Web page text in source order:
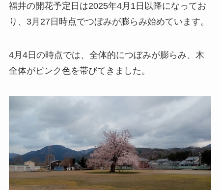
福井の開花予定日は2025年4月1日以降になってお
り、3月27日時点でつぼみが膨らみ始めています。
4月4日の時点では、全体的につぼみが膨らみ、木
全体がピンク色を帯びてきました。